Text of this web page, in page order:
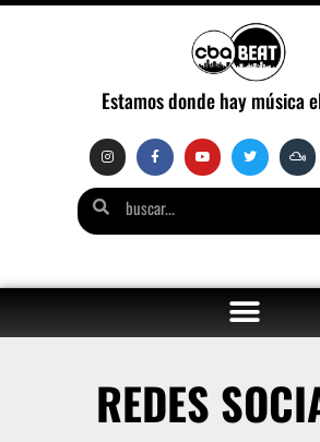
Estamos donde hay música
REDES